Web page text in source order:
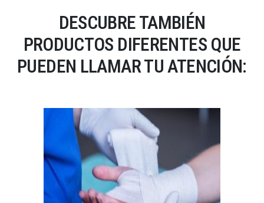
DESCUBRE TAMBIÉN
PRODUCTOS DIFERENTES QUE
PUEDEN LLAMAR TU ATENCIÓN: